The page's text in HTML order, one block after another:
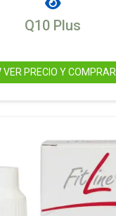
Q10 Plus
VER PRECIO Y COMPRAR